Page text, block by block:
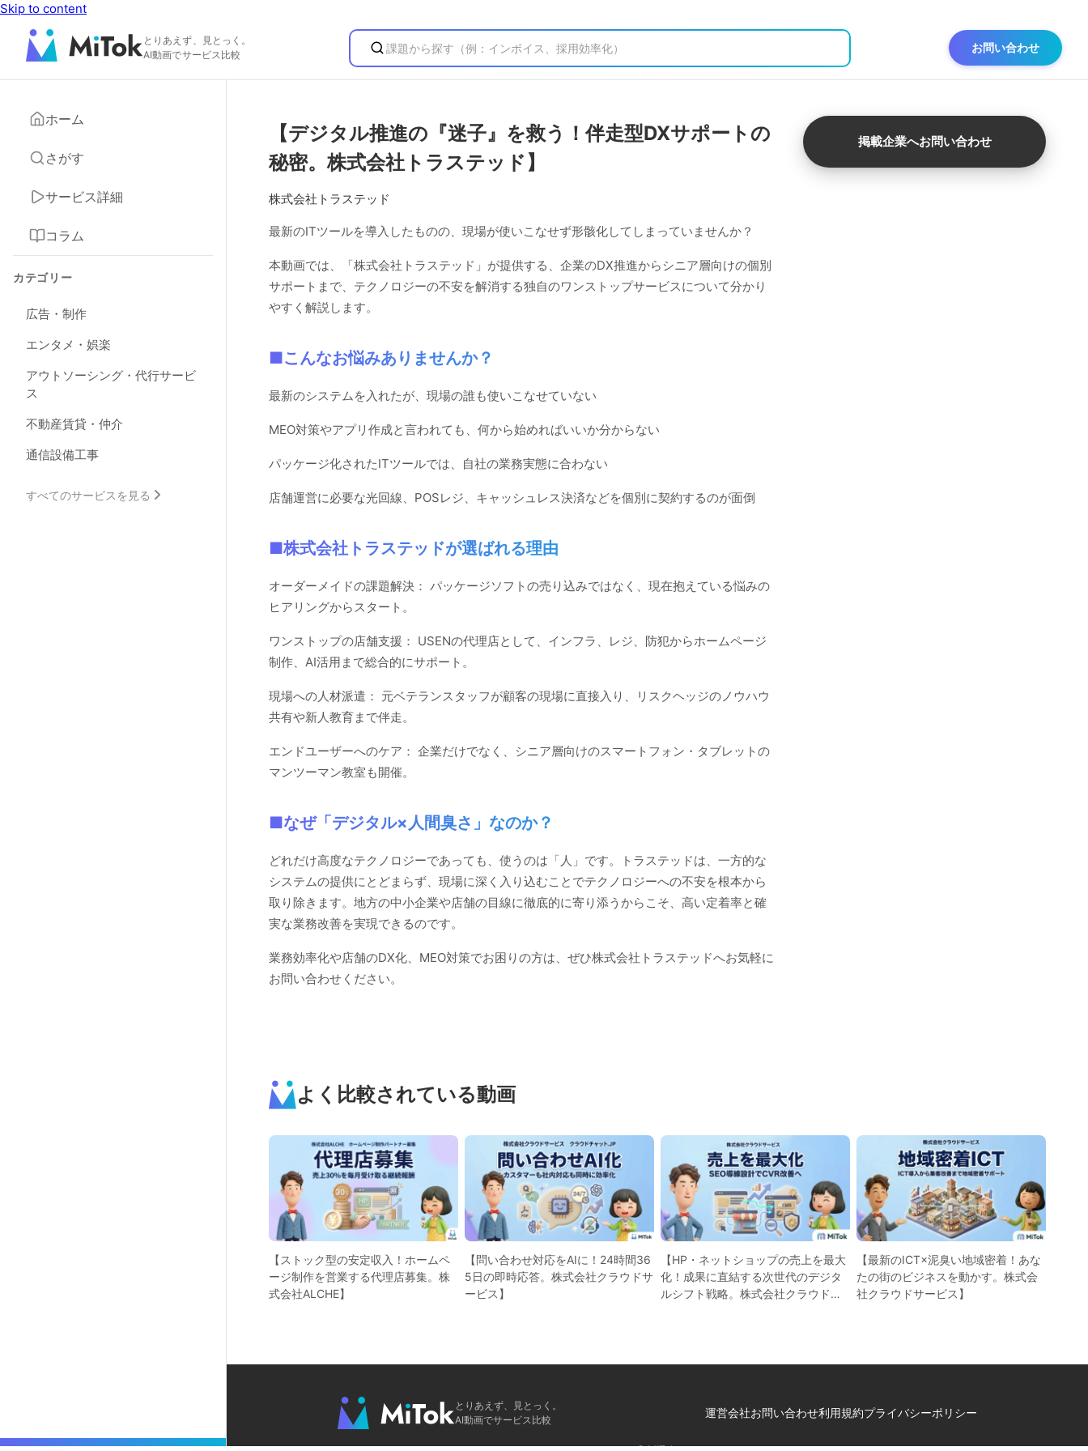
Skip to content
とりあえず、見とっく。
AI動画でサービス比較
お問い合わせ
ホーム
さがす
サービス詳細
コラム
カテゴリー
広告・制作
エンタメ・娯楽
アウトソーシング・代行サービ
ス
不動産賃貸・仲介
通信設備工事
すべてのサービスを見る
【デジタル推進の『迷子』を救う！伴走型DXサポートの
秘密。株式会社トラステッド】
株式会社トラステッド
最新のITツールを導入したものの、現場が使いこなせず形骸化してしまっていませんか？
本動画では、「株式会社トラステッド」が提供する、企業のDX推進からシニア層向けの個別
サポートまで、テクノロジーの不安を解消する独自のワンストップサービスについて分かり
やすく解説します。
■こんなお悩みありませんか？
最新のシステムを入れたが、現場の誰も使いこなせていない
MEO対策やアプリ作成と言われても、何から始めればいいか分からない
パッケージ化されたITツールでは、自社の業務実態に合わない
店舗運営に必要な光回線、POSレジ、キャッシュレス決済などを個別に契約するのが面倒
■株式会社トラステッドが選ばれる理由
オーダーメイドの課題解決： パッケージソフトの売り込みではなく、現在抱えている悩みの
ヒアリングからスタート。
ワンストップの店舗支援： USENの代理店として、インフラ、レジ、防犯からホームページ
制作、AI活用まで総合的にサポート。
現場への人材派遣： 元ベテランスタッフが顧客の現場に直接入り、リスクヘッジのノウハウ
共有や新人教育まで伴走。
エンドユーザーへのケア： 企業だけでなく、シニア層向けのスマートフォン・タブレットの
マンツーマン教室も開催。
■なぜ「デジタル×人間臭さ」なのか？
どれだけ高度なテクノロジーであっても、使うのは「人」です。トラステッドは、一方的な
システムの提供にとどまらず、現場に深く入り込むことでテクノロジーへの不安を根本から
取り除きます。地方の中小企業や店舗の目線に徹底的に寄り添うからこそ、高い定着率と確
実な業務改善を実現できるのです。
業務効率化や店舗のDX化、MEO対策でお困りの方は、ぜひ株式会社トラステッドへお気軽に
お問い合わせください。
掲載企業へお問い合わせ
よく比較されている動画
【ストック型の安定収入！ホームペ
ージ制作を営業する代理店募集。株
式会社ALCHE】
【問い合わせ対応をAIに！24時間36
5日の即時応答。株式会社クラウドサ
ービス】
【HP・ネットショップの売上を最大
化！成果に直結する次世代のデジタ
ルシフト戦略。株式会社クラウドサ
【最新のICT×泥臭い地域密着！あな
たの街のビジネスを動かす。株式会
社クラウドサービス】
とりあえず、見とっく。
AI動画でサービス比較
運営会社お問い合わせ利用規約プライバシーポリシー